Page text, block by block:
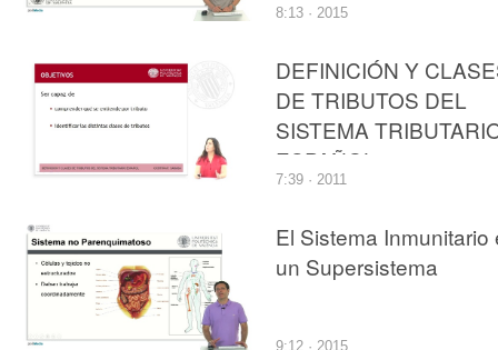
8:13 · 2015
DEFINICIÓN Y
DE TRIBUTOS DEL
SISTEMA
ESPAÑOL
7:39 · 2011
El Sistema Inmunitario
un Supersistema
9:12 · 2015